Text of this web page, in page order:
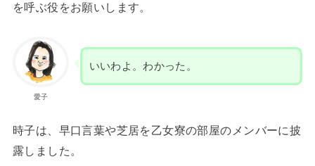
を呼ぶ役をお願いします。
愛子
いいわよ。わかった。
時子は、早口言葉や芝居を乙女寮の部屋のメンバーに披
露しました。